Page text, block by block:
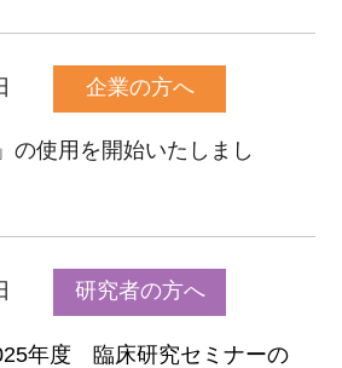
企業の方へ
の使用を開始いたしまし
研究者の方へ
年度 臨床研究セミナーの